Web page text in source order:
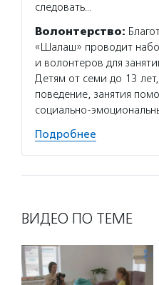
следовать…
Волонтерство:
«Шалаш» проводит
и волонтеров для
Детям от семи до 13
поведение, занятия
социально-
Подробнее
ВИДЕО ПО ТЕМЕ